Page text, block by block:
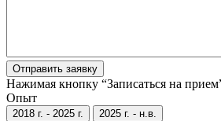
Отправить заявку
Нажимая кнопку “Записаться на
Опыт
2018 г. - 2025 г. 2025 г. - н.в.